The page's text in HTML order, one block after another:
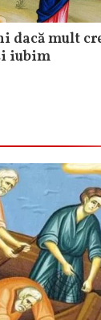
dacă mult
iubim